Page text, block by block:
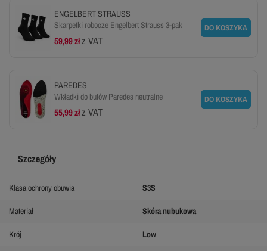
ENGELBERT STRAUSS
Skarpetki robocze Engelbert Strauss 3-pak
59,99 złz VAT
DO KOSZYKA
PAREDES
Wkładki do butów Paredes neutralne
55,99 złz VAT
DO KOSZYKA
Szczegóły
Klasa ochrony obuwia S3S
Materiał Skóra nubukowa
Krój Low